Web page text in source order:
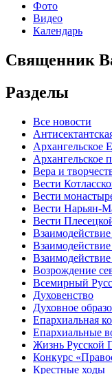
Фото
Видео
Календарь
Священник
Разделы
Все новости
Архангельское
Архангельское
Вера и
Вести
Вести
Вести Нарьян-
Вести
Взаимодействие
Возрождение
Всемирный
Духовенство
Духовное
Епархиальная
Епархиальные
Жизнь Русской
Конкурс
Крестные ходы